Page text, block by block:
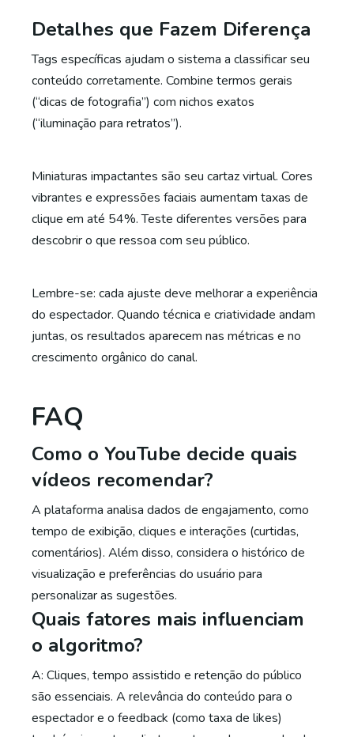
Detalhes que Fazem Diferença
Tags específicas ajudam o sistema a classificar seu
conteúdo corretamente. Combine termos gerais
(“dicas de fotografia”) com nichos exatos
(“iluminação para retratos”).
Miniaturas impactantes são seu cartaz virtual. Cores
vibrantes e expressões faciais aumentam taxas de
clique em até 54%. Teste diferentes versões para
descobrir o que ressoa com seu público.
Lembre-se: cada ajuste deve melhorar a experiência
do espectador. Quando técnica e criatividade andam
juntas, os resultados aparecem nas métricas e no
crescimento orgânico do canal.
FAQ
Como o YouTube decide quais
vídeos recomendar?
A plataforma analisa dados de engajamento, como
tempo de exibição, cliques e interações (curtidas,
comentários). Além disso, considera o histórico de
visualização e preferências do usuário para
personalizar as sugestões.
Quais fatores mais influenciam
o algoritmo?
A: Cliques, tempo assistido e retenção do público
são essenciais. A relevância do conteúdo para o
espectador e o feedback (como taxa de likes)